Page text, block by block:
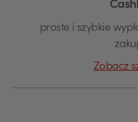
proste i szybkie
Zobacz